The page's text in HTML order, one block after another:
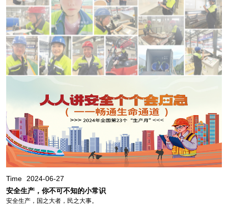
Time 2024-07-25
烈日长守，“暑”你最美 — — 倍科奋斗者图鉴
执青春之笔，书奋斗篇章，致敬不服“暑”的奋斗者们
Time
2024-06-27
安全生产，你不可不知的小常识
安全生产，国之大者，民之大事。